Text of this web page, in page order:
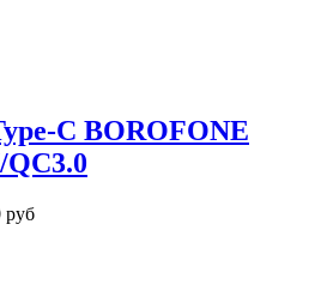
C BOROFONE
QC3.0
руб